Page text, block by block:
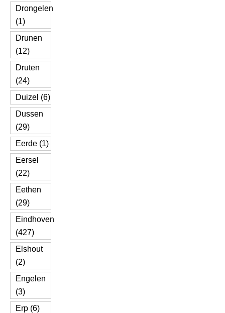
Drongelen
(1)
Drunen
(12)
Druten
(24)
Duizel (6)
Dussen
(29)
Eerde (1)
Eersel
(22)
Eethen
(29)
Eindhoven
(427)
Elshout
(2)
Engelen
(3)
Erp (6)